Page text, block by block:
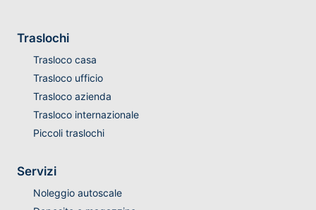
Traslochi
Trasloco casa
Trasloco ufficio
Trasloco azienda
Trasloco internazionale
Piccoli traslochi
Servizi
Noleggio autoscale